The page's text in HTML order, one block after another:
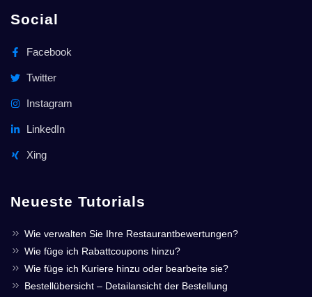
Social
Facebook
Twitter
Instagram
LinkedIn
Xing
Neueste Tutorials
Wie verwalten Sie Ihre Restaurantbewertungen?
Wie füge ich Rabattcoupons hinzu?
Wie füge ich Kuriere hinzu oder bearbeite sie?
Bestellübersicht – Detailansicht der Bestellung